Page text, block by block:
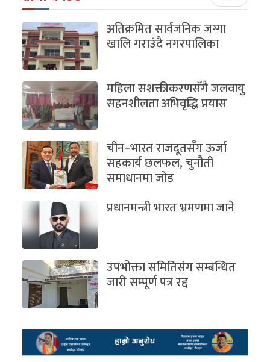
अतिक्रमित सार्वजनिक जग्गा
खालि गराउंदै नगरपालिका
महिला सशक्तीकरणसँगै जलवायु
सहनशीलता अभिवृद्धि प्रयास
चीन–भारत राजदूतसँग ऊर्जा
सहकार्य छलफल, चुनौती
समाधानमा जोड
प्रधानमन्त्री भारत भ्रमणमा जाने
उपभोक्ता समितिसंग सम्बन्धित
जारी सम्पूर्ण पत्र रद्द